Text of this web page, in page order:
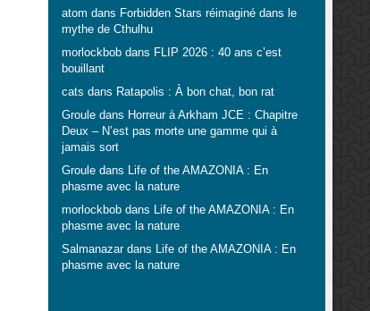
atom dans Forbidden Stars réimaginé dans le
mythe de Cthulhu
morlockbobdans FLIP 2026 : 40 ans c’est
bouillant
cats dans Ratapolis : À bon chat, bon rat
Grouledans Horreur à Arkham JCE : Chapitre
Deux – N’est pas morte une gamme qui à
jamais sort
Grouledans Life of the AMAZONIA : En
phasme avec la nature
morlockbobdans Life of the AMAZONIA : En
phasme avec la nature
Salmanazardans Life of the AMAZONIA : En
phasme avec la nature